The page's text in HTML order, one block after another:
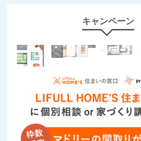
キャンペーン